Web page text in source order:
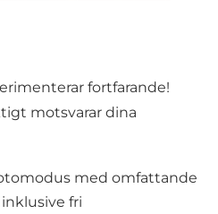
fortfarande!
motsvarar dina
med omfattande
fri